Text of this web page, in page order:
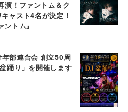
演！ファントム＆ク
ャスト4名が決定！
ントム』
部連合会 創立50周
踊り」を開催します